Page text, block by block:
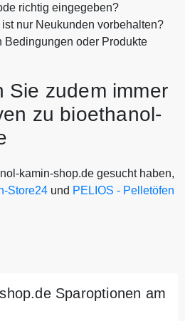
richtig eingegeben?
nur Neukunden vorbehalten?
Bedingungen oder Produkte
Sie zudem immer
zu bioethanol-
kamin-shop.de gesucht haben,
Store24 und PELIOS - Pelletöfen
Sparoptionen am